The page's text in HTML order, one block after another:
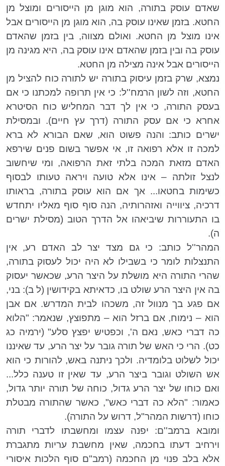
שאדם עוסק בתורה, הוא מוגן מן הייסורים ומוצל מן
החטא. בזמן שאינו עוסק בה, הוא מוגן מן הייסורים אבל
אינו מוצל מן החטא. ואולם מצווה, בין בזמן שהאדם
עוסק בה ובין בזמן שהאדם אינו עוסק בה, היא מגינה מן
הייסורים אבל אינה מצילה מן החטא.
נמצא, שרק בזמן עיסוק בתורה יש לתורה כוח להציל מן
החטא, וזה לשון הרמח''ל: כי אין תרופה למכתנו כי אם
בעסק התורה, כי אין לך דבר המחליש כוח הסיטרא
אחרא כי אם עסק התורה (דרך עץ חיים). ובמסילת
ישרים כותב: והנה פשוט הוא, שאם הבורא לא ברא
למכה זו אלא רפואה זו, אי אפשר בשום פנים שירפא
האדם מזאת המכה בלתי זאת הרפואה, ומי שיחשוב
לנצל זולתה – אינו אלא טועה ויראה טעותו לבסוף
כשימות בחטאו... אך אם הוא עוסק בתורה, בראותו
דרכיה, ציווייה ואזהרותיה, הנה סוף סוף מאליו יתחדש
בו התעוררות שיביאהו אל הדרך הטוב (מסילת ישרים
ה).
המהר''ל כותב: כי גם מצד יצר לב האדם רע, אין
התנצלות לומר כי בשבילו לא היה יכול לעסוק בתורה,
שהרי התורה היא מושלת על היצר הרע, שכאשר יעסוק
בה אין היצר הרע שולט בו, כדאיתא בקידושין (ל ב): בני,
אם פגע בך מנוול זה, משכהו לבית המדרש. אם אבן
הוא – נימוח, אם ברזל הוא – מתפוצץ, שנאמר: "הלוא
כה דברי כאש, נאם ה', וכפטיש יפצץ סלע" (ירמיה כג
כט). הרי כי האש של תורה גובר על יצר הרע, עד שאיננו
יכול לשלוט בלומדיה. ולכך ניתנה באש, להורות כי הוא
אש השולט וגובר ביצר הרע, עד שאין זו טענה כלל...
ואם כוחו של יצר הרע גדול, כוחה של תורה יותר גדול,
כאמור: "הלא כה דברי כאש", כאשר שהתורה מבטלת
כוחו (דרשות המהר"ל, דרוש על התורה).
ומובא ברמב''ם: יפנה עצמו ומחשבתו לדברי תורה
וירחיב דעתו בחכמה, שאין מחשבת עריות מתגברת
אלא בלב פנוי מן החכמה (רמב"ם סוף הלכות איסורי